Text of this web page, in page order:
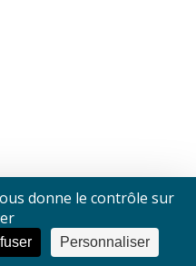
donne le contrôle sur
Personnaliser